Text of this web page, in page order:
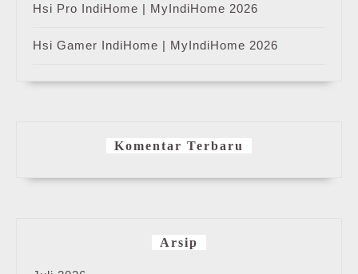
Hsi Pro IndiHome | MyIndiHome 2026
Hsi Gamer IndiHome | MyIndiHome 2026
Komentar Terbaru
Arsip